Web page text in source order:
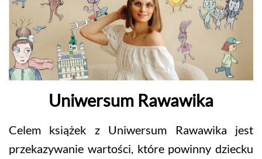
Uniwersum Rawawika
Celem książek z Uniwersum Rawawika jest
przekazywanie wartości, które powinny dziecku